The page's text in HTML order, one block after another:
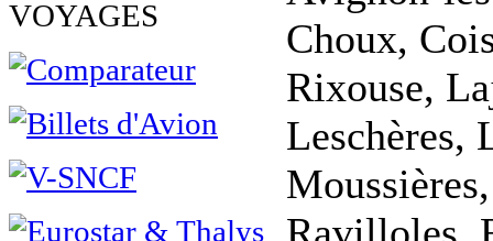
VOYAGES
Choux,
Rixouse,
Leschères,